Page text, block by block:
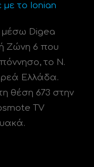
με το Ionian
μέσω Digea
Ζώνη 6 που
το N.
Ελλάδα.
θέση 673 στην
TV